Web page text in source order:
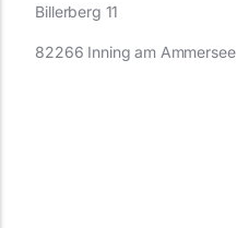
Billerberg 11
82266 Inning am Ammersee